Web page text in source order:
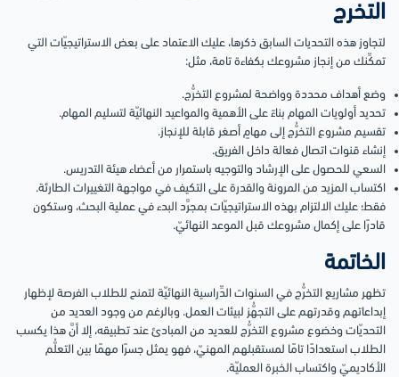
التخرج
لتجاوز هذه التحديات السابق ذكرها، عليك الاعتماد على بعض الاستراتيجيّات التي
تمكِّنك من إنجاز مشروعك بكفاءة تامة، مثل:
وضع أهداف محددة وواضحة لمشروع التخرُّج.
تحديد أولويات المهام بناءً على الأهمية والمواعيد النهائيّة لتسليم المهام.
تقسيم مشروع التخرُّج إلى مهامٍ أصغر قابلة للإنجاز.
إنشاء قنوات اتصال فعالة داخل الفريق.
السعي للحصول على الإرشاد والتوجيه باستمرار من أعضاء هيئة التدريس.
اكتساب المزيد من المرونة والقدرة على التكيف في مواجهة التغييرات الطارئة.
فقط؛ عليك الالتزام بهذه الاستراتيجيّات بمجرَّد البدء في عملية البحث، وستكون
قادرًا على إكمال مشروعك قبل الموعد النهائيّ.
الخاتمة
تظهر مشاريع التخرُّج في السنوات الدِّراسية النهائيّة لتمنح للطلاب الفرصة لإظهار
إبداعاتهم وقدرتهم على التجهُّز لبيئات العمل. وبالرغم من وجود العديد من
التحديّات وخضوع مشروع التخرُّج للعديد من المبادئ عند تطبيقه، إلا أنَّ هذا يكسب
الطلاب استعدادًا تامًا لمستقبلهم المهنيّ، فهو يمثل جسرًا مهمًا بين التعلُّم
الأكاديميّ واكتساب الخبرة العمليّة.